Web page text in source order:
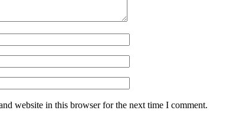
website in this browser for the next time I comment.